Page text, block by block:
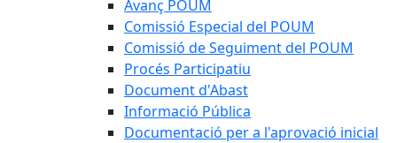
Avanç POUM
Comissió Especial del POUM
Comissió de Seguiment del POUM
Procés Participatiu
Document d'Abast
Informació Pública
Documentació per a l'aprovació inicial